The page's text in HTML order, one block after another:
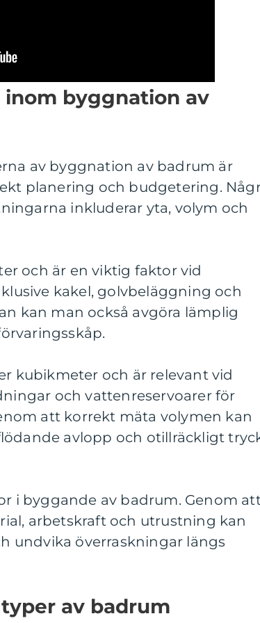
byggnation av
av byggnation av badrum är
planering och budgetering.
inkluderar yta, volym och
och är en viktig faktor vid
kakel, golvbeläggning och
kan man också avgöra lämplig
kubikmeter och är relevant vid
och vattenreservoarer för
att korrekt mäta volymen kan
avlopp och otillräckligt
i byggande av badrum. Genom
arbetskraft och utrustning kan
undvika överraskningar längs
av badrum